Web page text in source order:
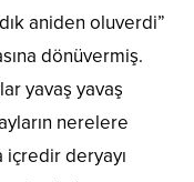
aniden oluverdi”
dönüvermiş.
yavaş yavaş
nerelere
deryayı